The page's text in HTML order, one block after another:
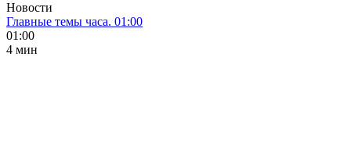
Новости
Главные темы часа. 01:00
01:00
4 мин